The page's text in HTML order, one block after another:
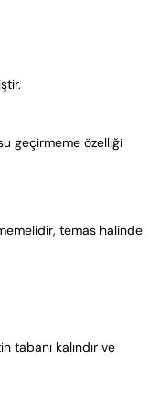
geçirmeme özelliği
temas halinde
tabanı kalındır ve